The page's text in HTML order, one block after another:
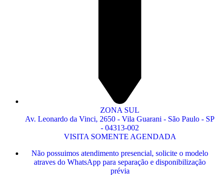
ZONA SUL
Av. Leonardo da Vinci, 2650 - Vila Guarani - São Paulo - SP
- 04313-002
VISITA SOMENTE AGENDADA
Não possuimos atendimento presencial, solicite o modelo
atraves do WhatsApp para separação e disponibilização
prévia